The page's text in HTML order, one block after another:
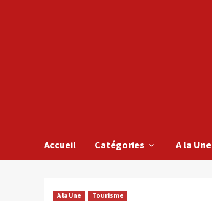
Accueil Catégories A la Une
A la Une Tourisme